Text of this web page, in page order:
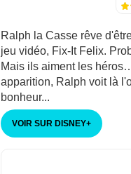
Ralph la Casse rêve
jeu vidéo, Fix-It Felix.
Mais ils aiment les
apparition, Ralph voit là
bonheur...
VOIR SUR DISNEY+